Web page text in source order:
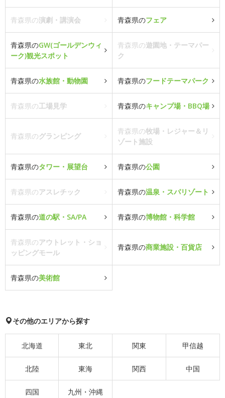
青森県の演劇・講演会 青森県のフェア
青森県のGW(ゴールデンウィ
ーク)観光スポット
青森県の遊園地・テーマパー
ク
青森県の水族館・動物園 青森県のフードテーマパーク
青森県の工場見学 青森県のキャンプ場・BBQ場
青森県のグランピング
青森県の牧場・レジャー＆リ
ゾート施設
青森県のタワー・展望台 青森県の公園
青森県のアスレチック 青森県の温泉・スパリゾート
青森県の道の駅・SA/PA 青森県の博物館・科学館
青森県のアウトレット・ショ
ッピングモール
青森県の商業施設・百貨店
青森県の美術館
その他のエリアから探す
北海道 東北 関東 甲信越
北陸 東海 関西 中国
四国 九州・沖縄